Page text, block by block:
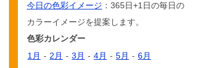
今日の色彩イメージ ：365日+1日の毎日の
カラーイメージを提案します。
色彩カレンダー
1月 - 2月 - 3月 - 4月 - 5月 - 6月